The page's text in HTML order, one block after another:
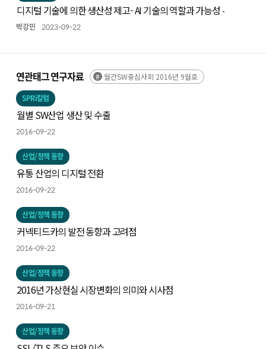
디지털 기술에 의한 생산성 제고- AI 기술의 역할과 가능성 -
박강민 2023-09-22
연관태그 연구자료 월간SW중심사회 2016년 9월호
SPRi칼럼
월별 SW산업 생산 및 수출
2016-09-22
산업/정책 동향
유통 산업의 디지털 전환
2016-09-22
산업/정책 동향
커넥티드카의 발전 동향과 고려점
2016-09-22
산업/정책 동향
2016년 가상현실 시장변화의 의미와 시사점
2016-09-21
산업/정책 동향